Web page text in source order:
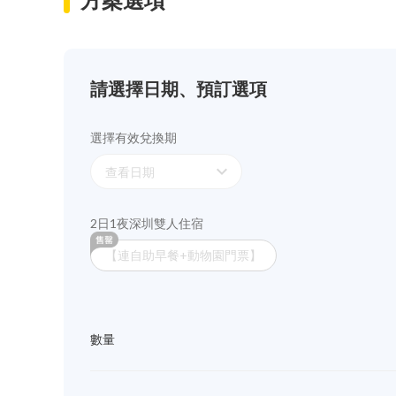
請選擇日期、預訂選項
選擇有效兌換期
查看日期 expand_more
2日1夜深圳雙人住宿
【連自助早餐+動物園門票】
數量